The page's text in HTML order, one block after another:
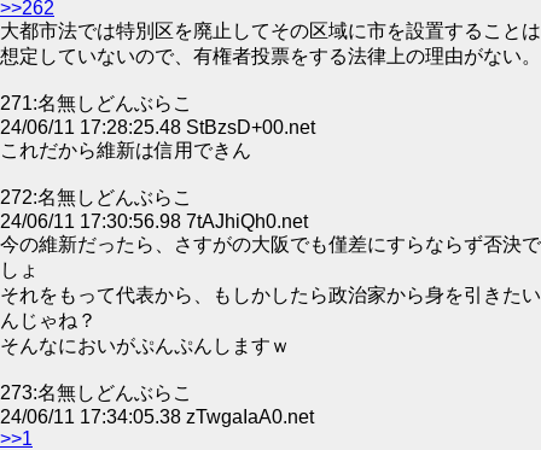
>>262
大都市法では特別区を廃止してその区域に市を設置することは
想定していないので、有権者投票をする法律上の理由がない。
271:名無しどんぶらこ
24/06/11 17:28:25.48 StBzsD+00.net
これだから維新は信用できん
272:名無しどんぶらこ
24/06/11 17:30:56.98 7tAJhiQh0.net
今の維新だったら、さすがの大阪でも僅差にすらならず否決で
しょ
それをもって代表から、もしかしたら政治家から身を引きたい
んじゃね？
そんなにおいがぷんぷんしますｗ
273:名無しどんぶらこ
24/06/11 17:34:05.38 zTwgaIaA0.net
>>1